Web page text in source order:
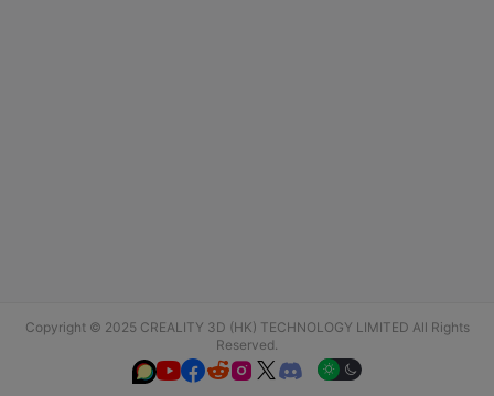
Copyright © 2025 CREALITY 3D (HK) TECHNOLOGY LIMITED All Rights
Reserved.
  